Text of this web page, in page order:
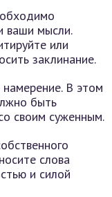
ваши мысли.
или
заклинание.
В этом
быть
своим суженным.
слова
и силой